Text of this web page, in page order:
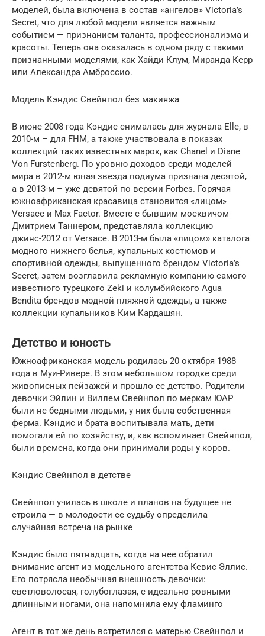
моделей, была включена в состав «ангелов» Victoria’s
Secret, что для любой модели является важным
событием — признанием таланта, профессионализма и
красоты. Теперь она оказалась в одном ряду с такими
признанными моделями, как Хайди Клум, Миранда Керр
или Александра Амброссио.
Модель Кэндис Свейнпол без макияжа
В июне 2008 года Кэндис снималась для журнала Elle, в
2010-м – для FHM, а также участвовала в показах
коллекций таких известных марок, как Chanel и Diane
Von Furstenberg. По уровню доходов среди моделей
мира в 2012-м юная звезда подиума признана десятой,
а в 2013-м – уже девятой по версии Forbes. Горячая
южноафриканская красавица становится «лицом»
Versace и Max Factor. Вместе с бывшим москвичом
Дмитрием Таннером, представляла коллекцию
джинс-2012 от Versace. В 2013-м была «лицом» каталога
модного нижнего белья, купальных костюмов и
спортивной одежды, выпущенного брендом Victoria’s
Secret, затем возглавила рекламную компанию самого
известного турецкого Zeki и колумбийского Agua
Bendita брендов модной пляжной одежды, а также
коллекции купальников Ким Кардашян.
Детство и юность
Южноафриканская модель родилась 20 октября 1988
года в Муи-Ривере. В этом небольшом городке среди
живописных пейзажей и прошло ее детство. Родители
девочки Эйлин и Виллем Свейнпол по меркам ЮАР
были не бедными людьми, у них была собственная
ферма. Кэндис и брата воспитывала мать, дети
помогали ей по хозяйству, и, как вспоминает Свейнпол,
были времена, когда они принимали роды у коров.
Кэндис Свейнпол в детстве
Свейнпол училась в школе и планов на будущее не
строила — в молодости ее судьбу определила
случайная встреча на рынке
Кэндис было пятнадцать, когда на нее обратил
внимание агент из модельного агентства Кевис Эллис.
Его потрясла необычная внешность девочки:
светловолосая, голубоглазая, с идеально ровными
длинными ногами, она напомнила ему фламинго
Агент в тот же день встретился с матерью Свейнпол и